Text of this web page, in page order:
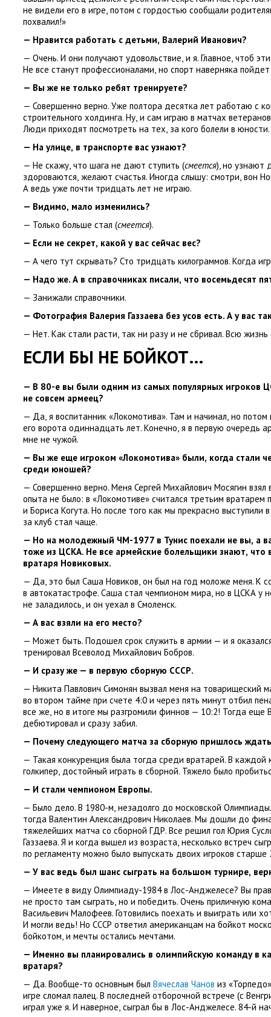
не видели его в игре, потом с гордостью сообщали
похвалил!»
— Нравится работать с детьми, Валерий Иванович?
— Очень. И они получают удовольствие, и я. Главное, чтоб
Не все станут профессионалами, но спорт наверняка
— Вы же не только ребят тренируете?
— Совершенно верно. Уже полтора десятка лет работаю с
строительного холдинга. Ну, и сам играю в матчах
Люди приходят посмотреть на тех, за кого болели в юности.
— На улице, в транспорте вас узнают?
— Не скажу, что шага не дают ступить (смеется), но узнают
здороваются, желают счастья. Иногда слышу: смотри, вон
А ведь уже почти тридцать лет не играю.
— Видимо, мало изменились?
— Только больше стал (смеется).
— Если не секрет, какой у вас сейчас вес?
— А чего тут скрывать? Сто тридцать килограммов. Когда
— Надо же. А в справочниках писали, что восемьдесят
— Занижали справочники.
— Фотография Валерия Газзаева без усов есть. А у вас
— Нет. Как стали расти, так ни разу и не сбривал. Всю жизнь
ЕСЛИ БЫ НЕ БОЙКОТ…
— В 80-е вы были одним из самых популярных игроков
не совсем армеец?
— Да, я воспитанник «Локомотива». Там и начинал, но
его ворота одиннадцать лет. Конечно, я в первую очередь
мне не чужой.
— Вы же еще игроком «Локомотива» были, когда стали
среди юношей?
— Совершенно верно. Меня Сергей Михайлович Мосягин взял
опыта не было: в «Локомотиве» считался третьим вратарем
и Бориса Когута. Но после того как мы прекрасно выступили
за клуб стал чаще.
— Но на молодежный ЧМ-1977 в Тунис поехали не вы, а
тоже из ЦСКА. Не все армейские болельщики знают, что
вратаря Новиковых.
— Да, это был Саша Новиков, он был на год моложе меня. К
в автокатастрофе. Саша стал чемпионом мира, но в ЦСКА у
не заладилось, и он уехал в Смоленск.
— А вас взяли на его место?
— Может быть. Подошел срок служить в армии — и я
тренировал Всеволод Михайлович Бобров.
— И сразу же — в первую сборную СССР.
— Никита Павлович Симонян вызвал меня на товарищеский
во втором тайме при счете 4:0 и через пять минут отбил
все же, но в итоге мы разгромили финнов — 10:2! Тогда еще
дебютировал и сразу забил.
— Почему следующего матча за сборную пришлось
— Такая конкуренция была тогда среди вратарей. В
голкипер, достойный играть в сборной. Тяжело было
— И стали чемпионом Европы.
— Было дело. В 1980-м, незадолго до московской
тогда Валентин Александрович Николаев. Мы дошли до
тяжелейших матча со сборной ГДР. Все решил гол Юрия
Газзаева. Я и когда вышел из возраста, несколько встреч
по регламенту можно было выпускать двоих игроков старше
— У вас ведь был шанс сыграть на большом турнире,
— Имеете в виду Олимпиаду-1984 в Лос-Анджелесе? Вы
не просто там сыграть, но и победить. Очень приличную
Васильевич Малофеев. Готовились поехать и выиграть или
И могли ведь! Но СССР ответил американцам на бойкот
бойкотом, и мечты остались мечтами.
— Именно вы планировались в олимпийскую команду в
вратаря?
— Да. Вообще-то основным был Вячеслав Чанов из
игре сломал палец. В последней отборочной встрече (с
играл уже я. И наверное, сыграл бы в Лос-Анджелесе. 84-й